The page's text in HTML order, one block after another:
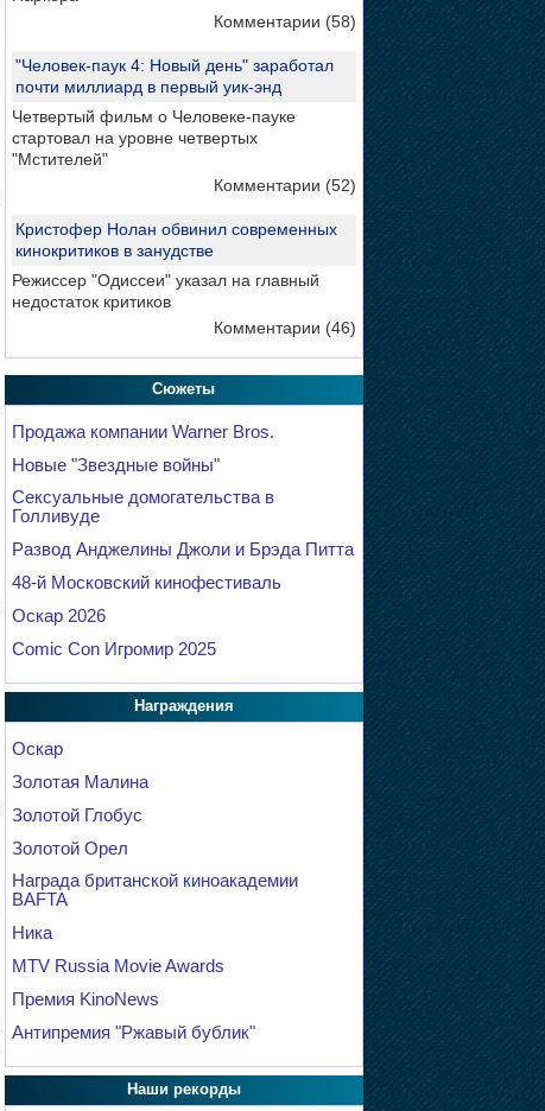
Комментарии (58)
"Человек-паук 4: Новый день" заработал
почти миллиард в первый уик-энд
Четвертый фильм о Человеке-пауке
стартовал на уровне четвертых
"Мстителей"
Комментарии (52)
Кристофер Нолан обвинил современных
кинокритиков в занудстве
Режиссер "Одиссеи" указал на главный
недостаток критиков
Комментарии (46)
Сюжеты
Продажа компании Warner Bros.
Новые "Звездные войны"
Сексуальные домогательства в
Голливуде
Развод Анджелины Джоли и Брэда Питта
48-й Московский кинофестиваль
Оскар 2026
Comic Con Игромир 2025
Награждения
Оскар
Золотая Малина
Золотой Глобус
Золотой Орел
Награда британской киноакадемии
BAFTA
Ника
MTV Russia Movie Awards
Премия KinoNews
Антипремия "Ржавый бублик"
Наши рекорды